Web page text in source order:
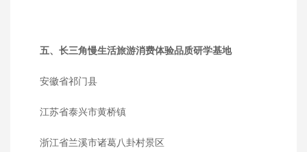
五、长三角慢生活旅游消费体验品质研学基地
安徽省祁门县
江苏省泰兴市黄桥镇
浙江省兰溪市诸葛八卦村景区